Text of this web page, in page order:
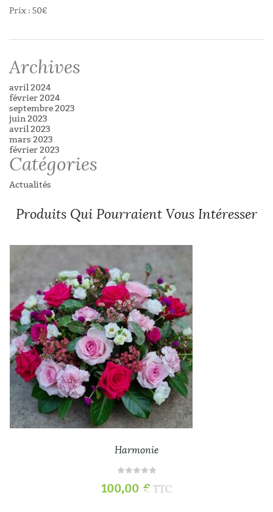
Prix : 50€
Archives
avril 2024
février 2024
septembre 2023
juin 2023
avril 2023
mars 2023
février 2023
Catégories
Actualités
Produits Qui Pourraient Vous Intéresser
Harmonie
100,00 € TTC